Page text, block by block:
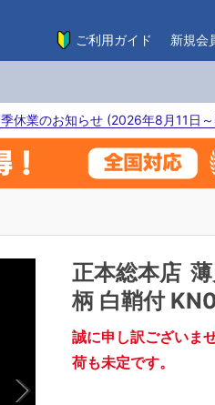
ご利用ガイド 新規会
休業のお知らせ (2026年8月11日
正本総本店
柄 白鞘付
誠に申し訳ございま
荷も未定です。